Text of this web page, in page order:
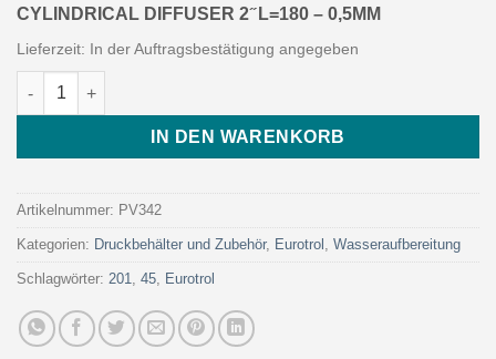
CYLINDRICAL DIFFUSER 2 ̋ L=180 – 0,5MM
Lieferzeit: In der Auftragsbestätigung angegeben
CYLINDRICAL DIFFUSER 2 ̋ L=180 - 0,5MM (Art. PV342 -
IN DEN WARENKORB
Artikelnummer: PV342
Kategorien: Druckbehälter und Zubehör, Eurotrol , Wasseraufbereitung
Schlagwörter: 201, 45, Eurotrol